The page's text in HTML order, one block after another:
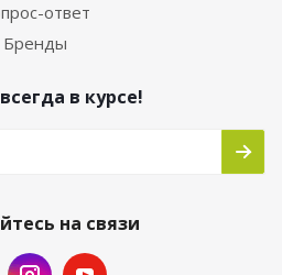
ответ
Бренды
в курсе!
на связи